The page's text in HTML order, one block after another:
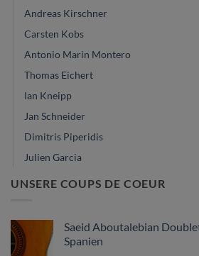
Andreas Kirschner
Carsten Kobs
Antonio Marin Montero
Thomas Eichert
Ian Kneipp
Jan Schneider
Dimitris Piperidis
Julien Garcia
UNSERE COUPS DE COEUR
Saeid Aboutalebian
Spanien